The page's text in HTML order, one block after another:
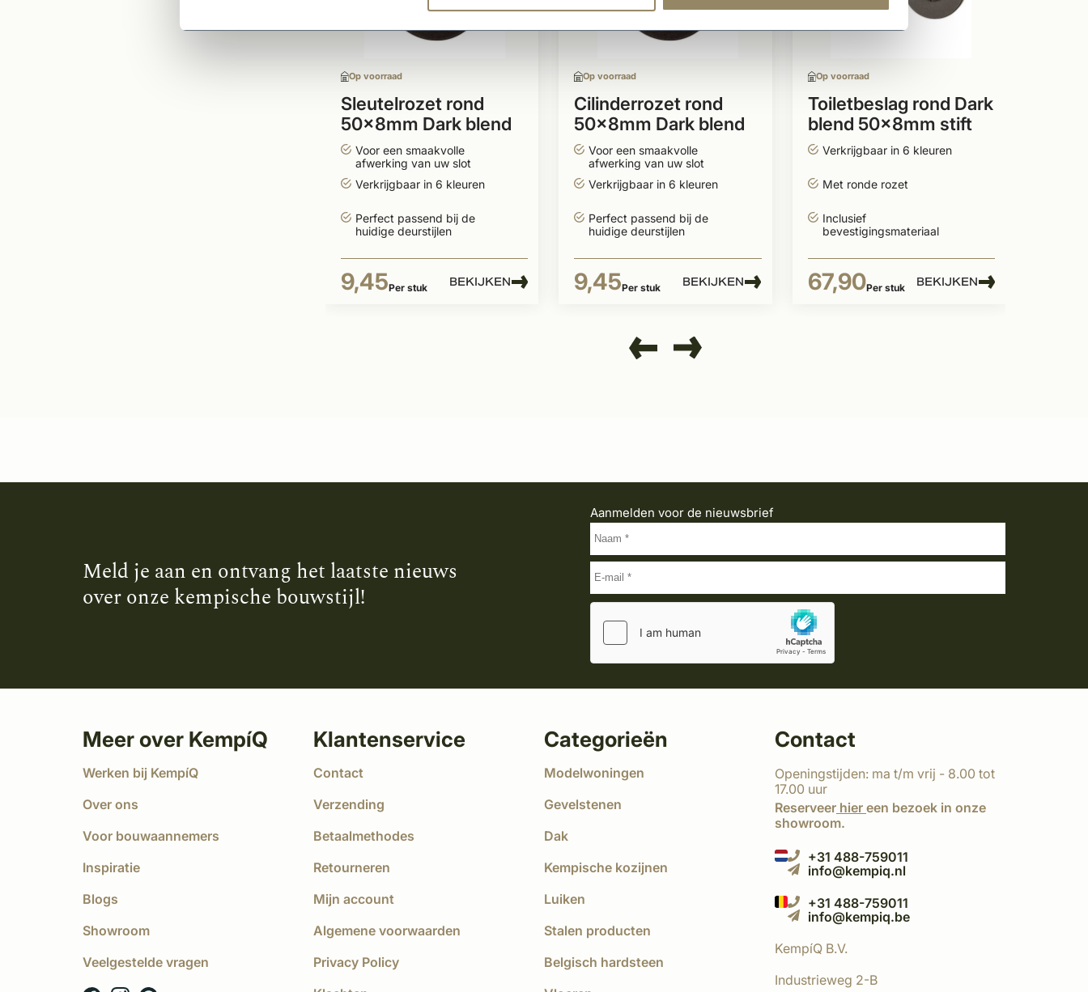
Op voorraad
Sleutelrozet rond
50x8mm Dark blend
Voor een smaakvolle
afwerking van uw slot
Verkrijgbaar in 6 kleuren
Perfect passend bij de
huidige deurstijlen
9,45Per stuk BEKIJKEN
Op voorraad
Cilinderrozet rond
50x8mm Dark blend
Voor een smaakvolle
afwerking van uw slot
Verkrijgbaar in 6 kleuren
Perfect passend bij de
huidige deurstijlen
9,45Per stuk BEKIJKEN
Op voorraad
Toiletbeslag rond Dark
blend 50x8mm stift
8mm
Verkrijgbaar in 6 kleuren
Met ronde rozet
Inclusief
bevestigingsmateriaal
67,90Per stuk BEKIJKEN
Meld je aan en ontvang het laatste nieuws
over onze kempische bouwstijl!
Aanmelden voor de nieuwsbrief
Meer over KempíQ
Werken bij KempíQ
Over ons
Voor bouwaannemers
Inspiratie
Blogs
Showroom
Veelgestelde vragen
Klantenservice
Contact
Verzending
Betaalmethodes
Retourneren
Mijn account
Algemene voorwaarden
Privacy Policy
Categorieën
Modelwoningen
Gevelstenen
Dak
Kempische kozijnen
Luiken
Stalen producten
Belgisch hardsteen
Contact
Openingstijden: ma t/m vrij - 8.00 tot
17.00 uur
Reserveer hier een bezoek in onze
showroom.
+31 488-759011
info@kempiq.nl
+31 488-759011
info@kempiq.be
KempíQ B.V.
Industrieweg 2-B